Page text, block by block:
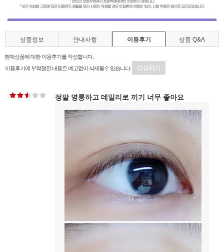
상품정보 안내사항 이용후기 상품 Q&A
현재상품에 대한 이용후기를 작성합니다.
이용후기에 부적절한 내용은 예고없이 삭제될수 있습니다.
작성하기
정말 영롱하고 데일리로 끼기 너무 좋아요